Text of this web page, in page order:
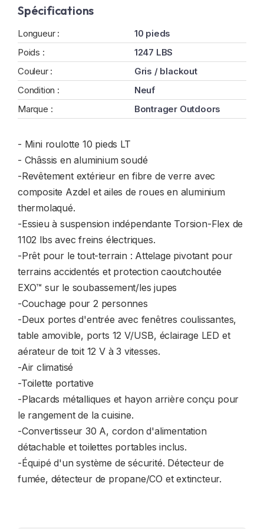
Spécifications
Longueur :
10 pieds
Poids :
1247 LBS
Couleur :
Gris / blackout
Condition :
Neuf
Marque :
Bontrager Outdoors
- Mini roulotte 10 pieds LT
- Châssis en aluminium soudé
-Revêtement extérieur en fibre de verre avec
composite Azdel et ailes de roues en aluminium
thermolaqué.
-Essieu à suspension indépendante Torsion-Flex de
1102 lbs avec freins électriques.
-Prêt pour le tout-terrain : Attelage pivotant pour
terrains accidentés et protection caoutchoutée
EXO™ sur le soubassement/les jupes
-Couchage pour 2 personnes
-Deux portes d'entrée avec fenêtres coulissantes,
table amovible, ports 12 V/USB, éclairage LED et
aérateur de toit 12 V à 3 vitesses.
-Air climatisé
-Toilette portative
-Placards métalliques et hayon arrière conçu pour
le rangement de la cuisine.
-Convertisseur 30 A, cordon d'alimentation
détachable et toilettes portables inclus.
-Équipé d'un système de sécurité. Détecteur de
fumée, détecteur de propane/CO et extincteur.